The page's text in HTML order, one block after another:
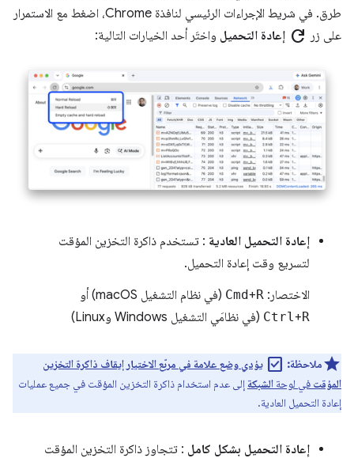
طرق. في شريط الإجراءات الرئيسي لنافذة Chrome، اضغط مع الاستمرار
على زر refresh إعادة التحميل واختَر أحد الخيارات التالية:
إعادة التحميل العادية : تستخدم ذاكرة التخزين المؤقت
لتسريع وقت إعادة التحميل.
الاختصار:
Cmd+R (في نظام التشغيل macOS) أو
Ctrl +R (في نظامَي التشغيل Windows وLinux)
ملاحظة: check_box يؤدي وضع علامة في مربّع الاختيار إيقاف ذاكرة التخزين
المؤقت في لوحة الشبكة إلى عدم استخدام ذاكرة التخزين المؤقت في جميع عمليات
إعادة التحميل العادية.
إعادة التحميل بشكل كامل : تتجاوز ذاكرة التخزين المؤقت